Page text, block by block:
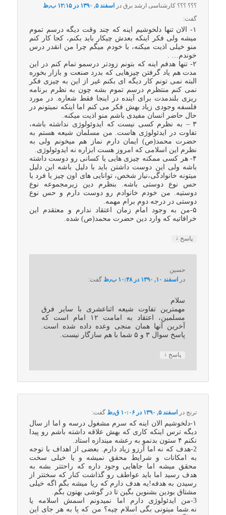
؟؟؟ ؟؟؟ کارشناسی ارشد برقدر
اسفند ۵, ۱۳۹۰ در ۱۲:۱۵ ب٫ظ
گفت:
۱- الان تنها دلخوشیم اینه که چند وقت دیگه درسم تموم
میشه ولی فکر اینکه بعدش چیکار باید بکنم، کجا کار کنم
منو خیلی اذیت میکنه، با خودم میگم چرا من انقدر درس
خوندم… .
۲- تنها هدفم اینه که بتونم زودتر درسمو تمام کنم در این
مدت هم یاد گرفتن چیزهایی که بدرد صنعت و بازار بخوره
البته نمی تونم کار دیگه ای بکنم غیر از این به چیزی فکر
نمی کنم منتظرم درسم تموم بشه چون به نظرم برنامه
ریزی بلندمدت برای آینده در اینجا فقط شعاره. در مورد
فلسفه وجودی زیاد بهش فکر می کنم اما اینکه نمیتونم در
حال حاضر انسان مفیدی باشم منو اذیت میکنه.
۳ – به نظرم کسی نیست که ایدوئولوژی نداشته باشه،
تفاوت در ایدئولوژی هاست. من مسلمان شیعه هستم به
حضرت محمد(ص) ایمان دارم نماز هم میخونم ولی به
نظرم این اسلامی که امروز هست ابزاره نه ایدوئولوژی.
۴- هر کسی ممکنه چیزی هایی یا کسانی رو دوست داشته
باشه ولی این دوست داشتن باید با دلیل باشه این دلیل
میتونه خانوادگی،نیاز شخص، توانایی های اون چیز یا فرد یا
حس نوع دوستی باشه. بنظرم دین زیرمجموعه نوع
دوستیه. من خودم خانوادم رو دوست دارم و حس نوع
دوستی در درجه دوم برام مهمه.
۵-من به وجود امام زمان اعتقاد ندارم و معتقدم این
خرافاتیه که وارد دین حضرت محمد(ص) شده.
پاسخ ↓
حسین
در
اسفند ۱۰, ۱۳۹۰ در ۱۰:۴۸ ب٫ظ گفت:
سلام
مهمترین تفاوت شیعه اثناعشری با سایر فرق
مسلمین، اعتقاد به امامت ۱۲ امام است که
آخرین آنها همان منجی وعده داده شده است.
پاسخ سوال ۳ و ۵ شما با هم سازگار نیست.
پاسخ ↓
ترنج در اسفند ۵, ۱۳۹۰ در ۱۰:۰۶ ق٫ظ گفت:
۱-دلخوشیم الان اینه که سرم مشغول درسه و اما از سال
دیگه ترس اینکه کاری که بهش علاقه داشته باشم رو پیدا
نکنم ۴ ستون بدنمو به رعشه میندازه استاد.
2-هدف که نه اما آرزو زیاد دارم. بعضی از اهداف با توجه
به امکانات و شرایط محقق نمیشه و یا خیلی سخت
محقق میشه اما جاهایی وجود داره که راحتتر بشه به
هدف رسید اما باید عواطف رو گذاشت کنار که سختتر از
رسیدن به هدفه!یه هدف دارم که ریا میشه بگم اگه خیلی
مشتاق بودین بشنوین بگین تا در گوشی بهتون بگم.
3-من ایدئولوژی دارم اما نمیدونم اسمش اسلامه یا
نه.شما میتونی بگی اسلام چیه؟ من که پا به هر جای این